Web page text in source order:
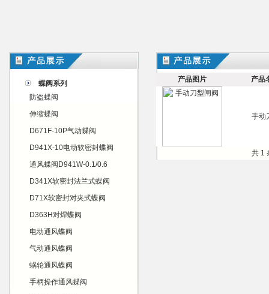
蝶阀系列
防盗蝶阀
伸缩蝶阀
D671F-10P气动蝶阀
D941X-10电动软密封蝶阀
通风蝶阀D941W-0.1/0.6
D341X软密封法兰式蝶阀
D71X软密封对夹式蝶阀
D363H对焊蝶阀
电动通风蝶阀
气动通风蝶阀
蜗轮通风蝶阀
手柄操作通风蝶阀
产品图片 产品
手动
共 1